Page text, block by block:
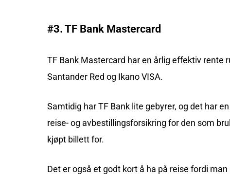
#3. TF Bank Mastercard
TF Bank Mastercard har en årlig effektiv rente
Santander Red og Ikano VISA.
Samtidig har TF Bank lite gebyrer, og det har
reise- og avbestillingsforsikring for den som
kjøpt billett for.
Det er også et godt kort å ha på reise fordi